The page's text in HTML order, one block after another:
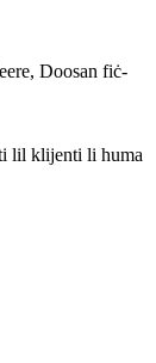
Doosan fiċ-
lil klijenti li huma